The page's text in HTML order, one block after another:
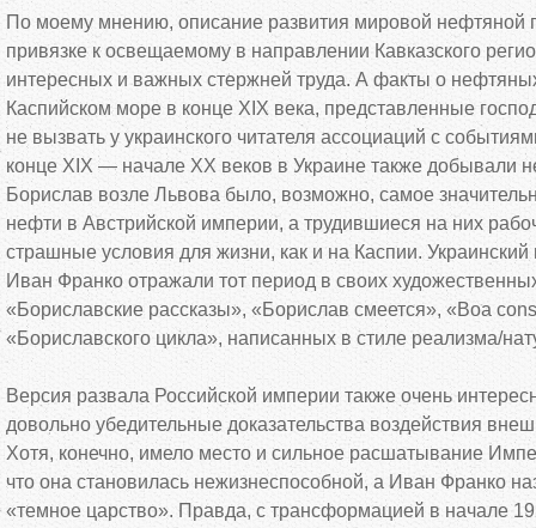
По моему мнению, описание развития мировой нефтяной
привязке к освещаемому в направлении Кавказского
интересных и важных стержней труда. А факты о
Каспийском море в конце XIX века, представленные
не вызвать у украинского читателя ассоциаций с
конце XIX — начале XX веков в Украине также добывали
Борислав возле Львова было, возможно, самое
нефти в Австрийской империи, а трудившиеся на них
страшные условия для жизни, как и на Каспии. Украинский
Иван Франко отражали тот период в своих
«Бориславские рассказы», «Борислав смеется», «Boa
«Бориславского цикла», написанных в стиле реализма/
Версия развала Российской империи также очень
довольно убедительные доказательства воздействия
Хотя, конечно, имело место и сильное расшатывание
что она становилась нежизнеспособной, а Иван Франко
«темное царство». Правда, с трансформацией в начале